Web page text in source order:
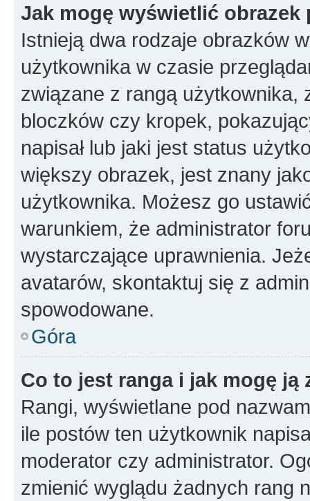
Jak mogę wyświetlić
Istnieją dwa rodzaje obrazków
użytkownika w czasie
związane z rangą użytkownika,
bloczków czy kropek,
napisał lub jaki jest status
większy obrazek, jest znany
użytkownika. Możesz go
warunkiem, że administrator
wystarczające uprawnienia.
avatarów, skontaktuj się z
spowodowane.
Góra
Co to jest ranga i jak mogę ją
Rangi, wyświetlane pod
ile postów ten użytkownik
moderator czy administrator.
zmienić wyglądu żadnych rang